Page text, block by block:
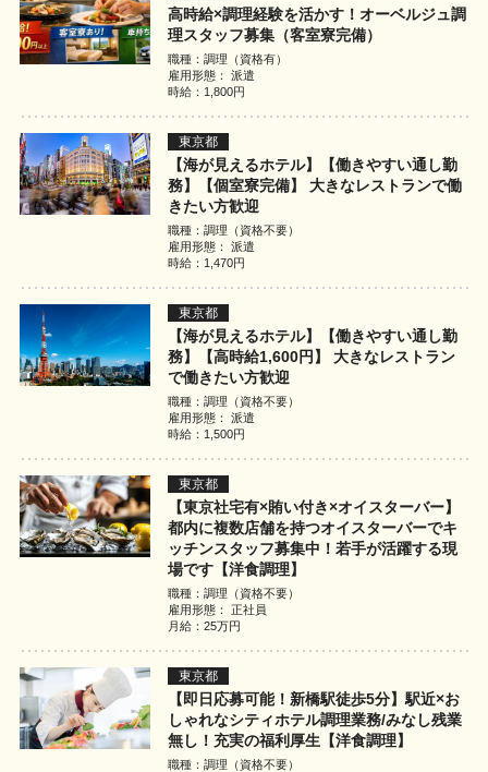
高時給×調理経験を活かす！オーベルジュ調
理スタッフ募集（客室寮完備）
職種：調理（資格有）
雇用形態： 派遣
時給：1,800円
東京都
【海が見えるホテル】【働きやすい通し勤
務】【個室寮完備】 大きなレストランで働
きたい方歓迎
職種：調理（資格不要）
雇用形態： 派遣
時給：1,470円
東京都
【海が見えるホテル】【働きやすい通し勤
務】【高時給1,600円】 大きなレストラン
で働きたい方歓迎
職種：調理（資格不要）
雇用形態： 派遣
時給：1,500円
東京都
【東京社宅有×賄い付き×オイスターバー】
都内に複数店舗を持つオイスターバーでキ
ッチンスタッフ募集中！若手が活躍する現
場です【洋食調理】
職種：調理（資格不要）
雇用形態： 正社員
月給：25万円
東京都
【即日応募可能！新橋駅徒歩5分】駅近×お
しゃれなシティホテル調理業務/みなし残業
無し！充実の福利厚生【洋食調理】
職種：調理（資格不要）